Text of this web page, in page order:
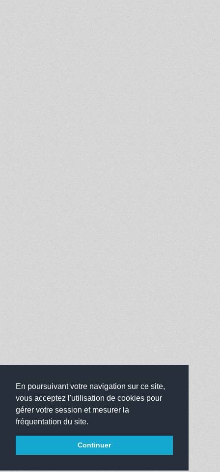
En poursuivant votre navigation sur ce site,
vous acceptez l'utilisation de cookies pour
gérer votre session et mesurer la
fréquentation du site.
Continuer